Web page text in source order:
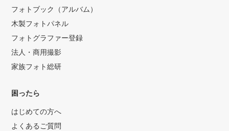
フォトブック（アルバム）
木製フォトパネル
フォトグラファー登録
法人・商用撮影
家族フォト総研
困ったら
はじめての方へ
よくあるご質問